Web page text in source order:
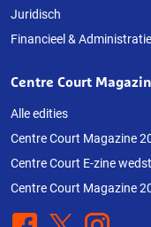
Juridisch
Financieel & Administratie
Centre Court
Alle edities
Centre Court Magazine
Centre Court E-zine
Centre Court Magazine
Facebook
X Instagram